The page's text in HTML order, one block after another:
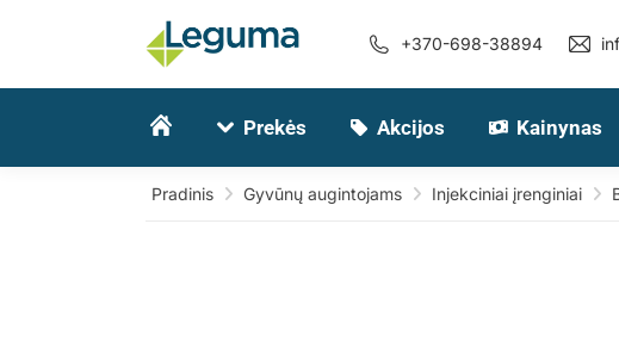
+370-698-38894
Prekės Akcijos Kainynas
Pradinis Gyvūnų augintojams Injekciniai įrenginiai